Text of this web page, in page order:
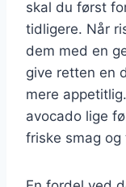
skal du først
tidligere. Når
dem med en
give retten en
mere
avocado lige
friske smag og